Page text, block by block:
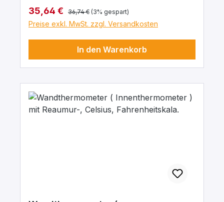
Verkaufspreis:
35,64 € Regulärer Preis:
36,74 € (3% gespart)
Preise exkl. MwSt. zzgl. Versandkosten
In den Warenkorb